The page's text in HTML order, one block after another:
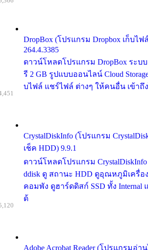
DropBox (โปรแกรม Dropbox เก็บไ
264.4.3385
ดาวน์โหลดโปรแกรม DropBox ระบ
รี 2 GB รูปแบบออนไลน์ Cloud
บไฟล์ แชร์ไฟล์ ต่างๆ ให้คนอื่น เข้าถึ
CrystalDiskInfo (โปรแกรม
เช็ค HDD) 9.9.1
ดาวน์โหลดโปรแกรม
ddisk ดู สถานะ HDD ดูอุณหภูมิเครื่อ
คอมพัง ดูฮาร์ดดิสก์ SSD ทั้ง Internal
ด้
Adobe Acrobat Reader (โปรแกรมอ่า